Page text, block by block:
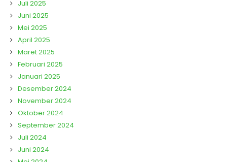
Juli 2025
Juni 2025
Mei 2025
April 2025
Maret 2025
Februari 2025
Januari 2025
Desember 2024
November 2024
Oktober 2024
September 2024
Juli 2024
Juni 2024